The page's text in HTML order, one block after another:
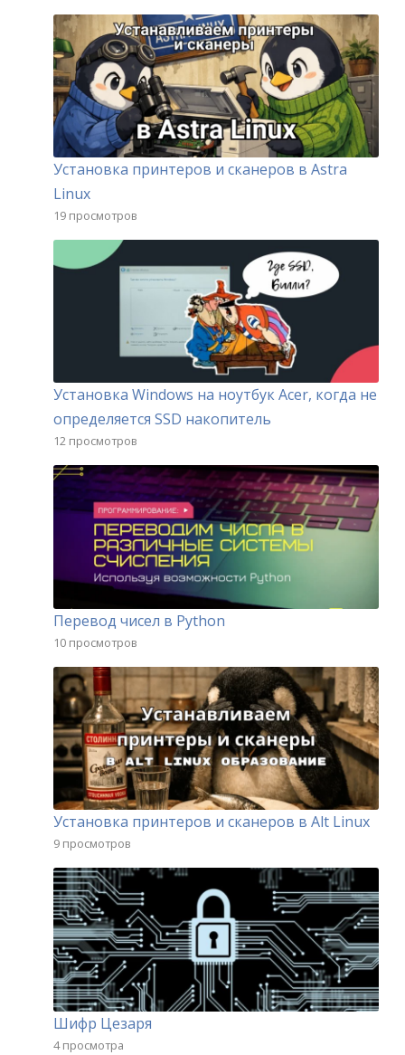
Установка принтеров и сканеров в Astra
Linux
19 просмотров
Установка Windows на ноутбук Acer, когда не
определяется SSD накопитель
12 просмотров
Перевод чисел в Python
10 просмотров
Установка принтеров и сканеров в Alt Linux
9 просмотров
Шифр Цезаря
4 просмотра